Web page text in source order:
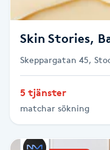
Brynplockning
Bröllopsuppsättning
Celluliter
Coachning
Skin Stories,
Skeppargatan 45,
5 tjänster
matchar sökning